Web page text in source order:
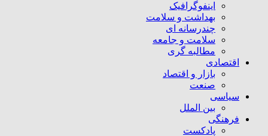
اینفوگرافیک
بهداشت و سلامت
چندرسانه ای
سلامت و جامعه
مطالبه گری
اقتصادی
بازار و اقتصاد
صنعت
سیاسی
بین الملل
فرهنگی
پادکست